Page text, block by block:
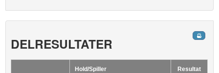
DELRESULTATER
Hold/Spiller Resultat